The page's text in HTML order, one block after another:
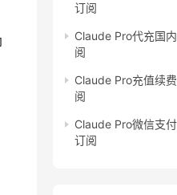
订阅
Claude Pro代充国
阅
Claude Pro充值续
阅
Claude Pro微信支
订阅